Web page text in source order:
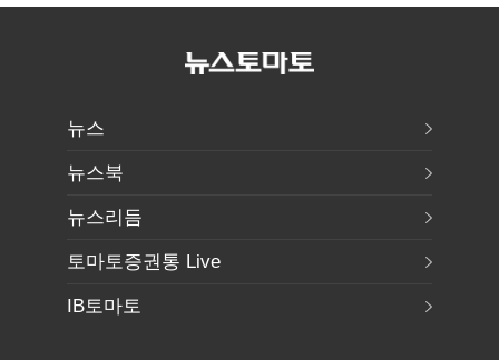
추미애, 20년만에
헌신"…법정서
뉴스
뉴스북
뉴스리듬
토마토증권통 Live
IB토마토